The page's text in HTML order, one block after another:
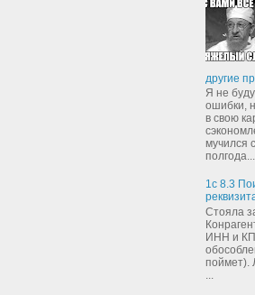
другие
Я не
ошибки,
в свою
мучился
полгода...
1с 8.3
Стояла
ИНН и
поймет).